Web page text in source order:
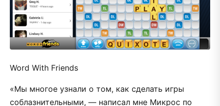
Word With Friends
«Мы многое узнали о том, как сделать игры
соблазнительными, — написал мне Микрос по